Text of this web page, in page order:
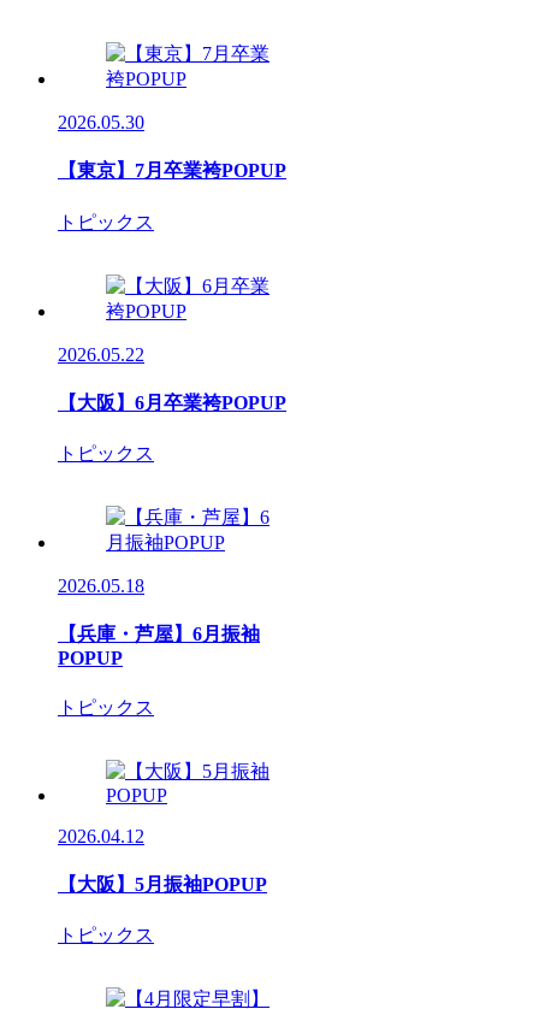
2026.05.30
【東京】7月卒業袴POPUP
トピックス
2026.05.22
【大阪】6月卒業袴POPUP
トピックス
2026.05.18
【兵庫・芦屋】6月振袖
POPUP
トピックス
2026.04.12
【大阪】5月振袖POPUP
トピックス